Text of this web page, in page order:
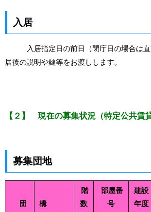
入居
入居指定日の前日（閉庁日の場合は
居後の説明や鍵等をお渡しします。
【２】 現在の募集状況（特定公共賃
募集団地
団
構
階
数
部屋番
号
建設
年度